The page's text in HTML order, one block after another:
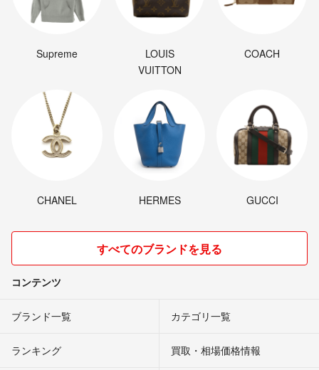
Supreme
LOUIS
VUITTON
COACH
CHANEL HERMES GUCCI
すべてのブランドを見る
コンテンツ
ブランド一覧 カテゴリ一覧
ランキング 買取・相場価格情報